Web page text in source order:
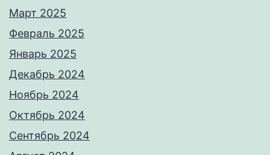
Март 2025
Февраль 2025
Январь 2025
Декабрь 2024
Ноябрь 2024
Октябрь 2024
Сентябрь 2024